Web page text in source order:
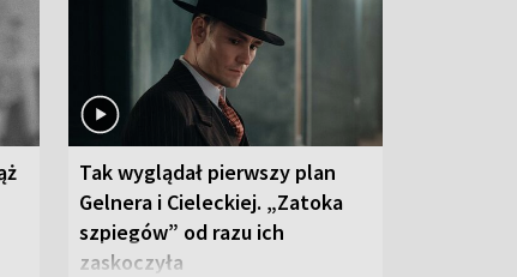
Tak wyglądał pierwszy plan
Gelnera i Cieleckiej. „Zatoka
szpiegów” od razu ich
zaskoczyła